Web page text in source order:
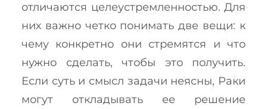
отличаются целеустремленностью. Для
них важно четко понимать две вещи: к
чему конкретно они стремятся и что
нужно сделать, чтобы это получить.
Если суть и смысл задачи неясны, Раки
могут откладывать ее решение